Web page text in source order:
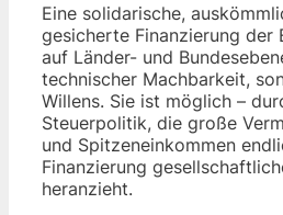
Eine solidarische,
gesicherte Finanzierung der
auf Länder- und
technischer Machbarkeit,
Willens. Sie ist möglich –
Steuerpolitik, die große
und Spitzeneinkommen
Finanzierung
heranzieht.